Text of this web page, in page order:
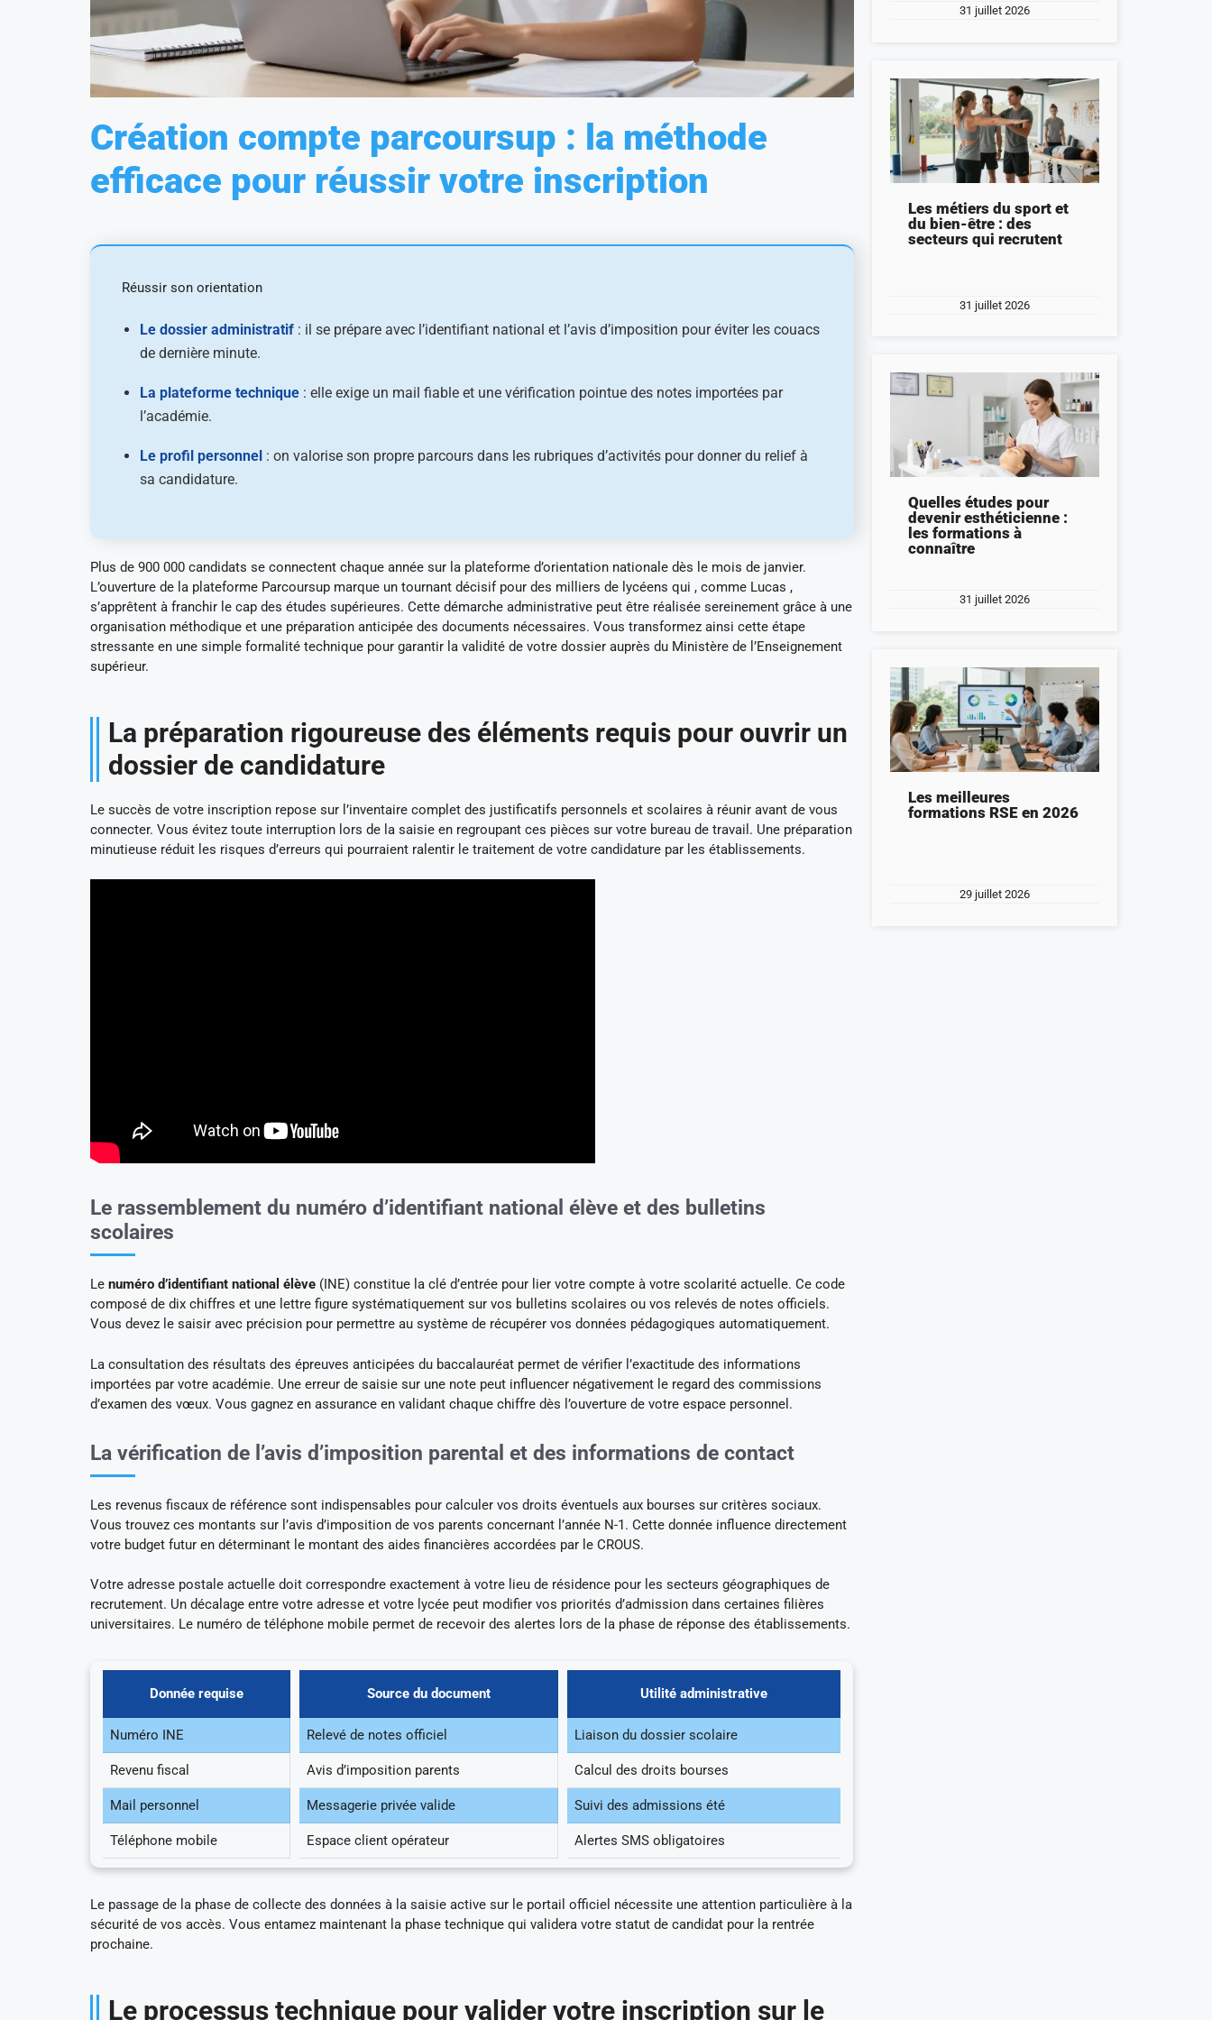
Création compte parcoursup : la méthode
efficace pour réussir votre inscription
Réussir son orientation
Le dossier administratif : il se prépare avec l’identifiant national et l’avis d’imposition pour éviter les couacs
de dernière minute.
La plateforme technique : elle exige un mail fiable et une vérification pointue des notes importées par
l’académie.
Le profil personnel : on valorise son propre parcours dans les rubriques d’activités pour donner du relief à
sa candidature.
Plus de 900 000 candidats se connectent chaque année sur la plateforme d’orientation nationale dès le mois de janvier.
L’ouverture de la plateforme Parcoursup marque un tournant décisif pour des milliers de lycéens qui , comme Lucas ,
s’apprêtent à franchir le cap des études supérieures. Cette démarche administrative peut être réalisée sereinement grâce à une
organisation méthodique et une préparation anticipée des documents nécessaires. Vous transformez ainsi cette étape
stressante en une simple formalité technique pour garantir la validité de votre dossier auprès du Ministère de l’Enseignement
supérieur.
La préparation rigoureuse des éléments requis pour ouvrir un
dossier de candidature
Le succès de votre inscription repose sur l’inventaire complet des justificatifs personnels et scolaires à réunir avant de vous
connecter. Vous évitez toute interruption lors de la saisie en regroupant ces pièces sur votre bureau de travail. Une préparation
minutieuse réduit les risques d’erreurs qui pourraient ralentir le traitement de votre candidature par les établissements.
Le rassemblement du numéro d’identifiant national élève et des bulletins
scolaires
Le numéro d’identifiant national élève (INE) constitue la clé d’entrée pour lier votre compte à votre scolarité actuelle. Ce code
composé de dix chiffres et une lettre figure systématiquement sur vos bulletins scolaires ou vos relevés de notes officiels.
Vous devez le saisir avec précision pour permettre au système de récupérer vos données pédagogiques automatiquement.
La consultation des résultats des épreuves anticipées du baccalauréat permet de vérifier l’exactitude des informations
importées par votre académie. Une erreur de saisie sur une note peut influencer négativement le regard des commissions
d’examen des vœux. Vous gagnez en assurance en validant chaque chiffre dès l’ouverture de votre espace personnel.
La vérification de l’avis d’imposition parental et des informations de contact
Les revenus fiscaux de référence sont indispensables pour calculer vos droits éventuels aux bourses sur critères sociaux.
Vous trouvez ces montants sur l’avis d’imposition de vos parents concernant l’année N-1. Cette donnée influence directement
votre budget futur en déterminant le montant des aides financières accordées par le CROUS.
Votre adresse postale actuelle doit correspondre exactement à votre lieu de résidence pour les secteurs géographiques de
recrutement. Un décalage entre votre adresse et votre lycée peut modifier vos priorités d’admission dans certaines filières
universitaires. Le numéro de téléphone mobile permet de recevoir des alertes lors de la phase de réponse des établissements.
Donnée requise Source du document Utilité administrative
Numéro INE Relevé de notes officiel Liaison du dossier scolaire
Revenu fiscal Avis d’imposition parents Calcul des droits bourses
Mail personnel Messagerie privée valide Suivi des admissions été
Téléphone mobile Espace client opérateur Alertes SMS obligatoires
Le passage de la phase de collecte des données à la saisie active sur le portail officiel nécessite une attention particulière à la
sécurité de vos accès. Vous entamez maintenant la phase technique qui validera votre statut de candidat pour la rentrée
prochaine.
Le processus technique pour valider votre inscription sur le
31 juillet 2026
Les métiers du sport et
du bien-être : des
secteurs qui recrutent
31 juillet 2026
Quelles études pour
devenir esthéticienne :
les formations à
connaître
31 juillet 2026
Les meilleures
formations RSE en 2026
29 juillet 2026